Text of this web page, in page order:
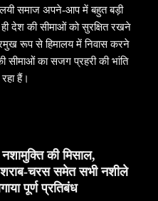
समाज अपने-आप में बहुत बड़ी
देश की सीमाओं को सुरक्षित रखने
रूप से हिमालय में निवास करने
सीमाओं का सजग प्रहरी की भांति
हैं।
नशामुक्ति की मिसाल,
शराब-चरस समेत सभी नशीले
पूर्ण प्रतिबंध